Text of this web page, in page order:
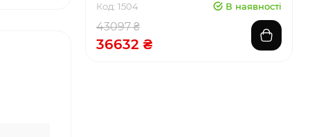
Код: 1504 В наявності
43097 ₴
36632 ₴